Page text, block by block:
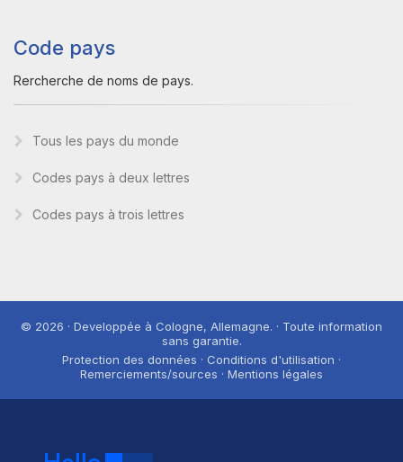
Code pays
Rercherche de noms de pays.
Tous les pays du monde
Codes pays à deux lettres
Codes pays à trois lettres
© 2026 · Developpée à Cologne, Allemagne. · Toute information
sans garantie.
Protection des données · Conditions d'utilisation ·
Remerciements/sources · Mentions légales